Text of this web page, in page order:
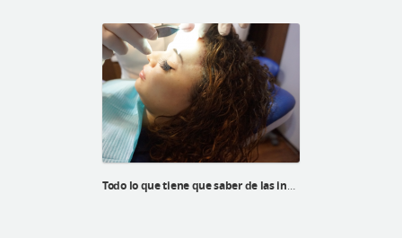
Todo lo que tiene que saber de las incisiones